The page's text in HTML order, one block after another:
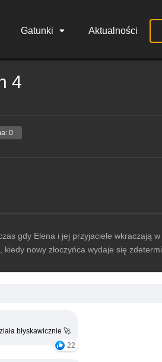
Gatunki Aktualności
4
0
gdy Elena i jej przyjaciele wkraczają
nowy złoczyńca wydaje się
błyskawicznie 🚀
22